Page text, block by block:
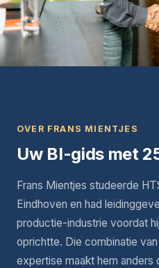
OVER FRANS MIENTJES
Uw BI-gids met
Frans Mientjes studeerde
Eindhoven en had
productie-industrie voordat
oprichtte. Die combinatie
expertise maakt hem anders